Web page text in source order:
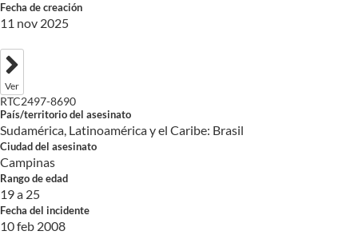
Fecha de creación
11 nov 2025
Ver
RTC2497-8690
País/territorio del asesinato
Sudamérica, Latinoamérica y el Caribe: Brasil
Ciudad del asesinato
Campinas
Rango de edad
19 a 25
Fecha del incidente
10 feb 2008